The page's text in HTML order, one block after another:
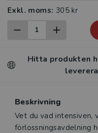
Exkl. moms: 305 kr
Hitta produkten
Beskrivning
Beskrivning
Vet du vad intensiven,
förlossningsavdelning